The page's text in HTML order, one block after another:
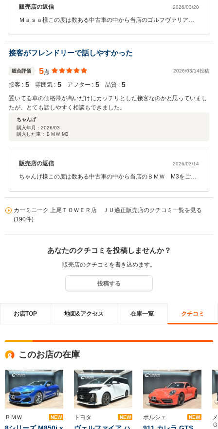
販売店の返信 2026/03/20
Ｍａｓａ様この度は数ある中古車の中から当店のゴルフヴァリアン
ーライフのスタートに携われましたこと、私も嬉しく思います。今
後のメンテナンスやカスタム等お気軽にご連絡下さいませ。末永く
よろしくお願い致します。
接客がフレンドリーで話しやすかった
総合評価 5点 2026/03/14投稿
接客 : 5 雰囲気 : 5 アフター : 5 品質 : 5
置いてる車の価格帯が高いだけにカッチリとした接客なのかと思っていまし
たが、とても話しやすく相談もできました。
ちゃんげ
購入年月： 2026/03
購入した車：ＢＭＷ M3
販売店の返信 2026/03/14
ちゃんげ様この度は数ある中古車の中から当店のＢＭＷ M3をご購
テナンスやカスタム等お気軽にご連絡下さいませ。末永くよろしく
お願い致します。
カーミニーク 上尾ＴＯＷＥＲ店 ＪＵ適正販売店のクチコミ一覧を見る
(190件)
あなたのクチコミを投稿しませんか？
販売店のクチコミを書き込めます。
投稿する
お店TOP 地図&アクセス 在庫一覧 クチコミ
このお店の在庫
ＢＭＷ NEW トヨタ NEW ポルシェ NEW
Ｇ